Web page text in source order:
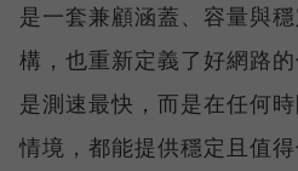
是一套兼顧涵蓋、容量與
構，也重新定義了好網路
是測速最快，而是在任何
情境，都能提供穩定且值